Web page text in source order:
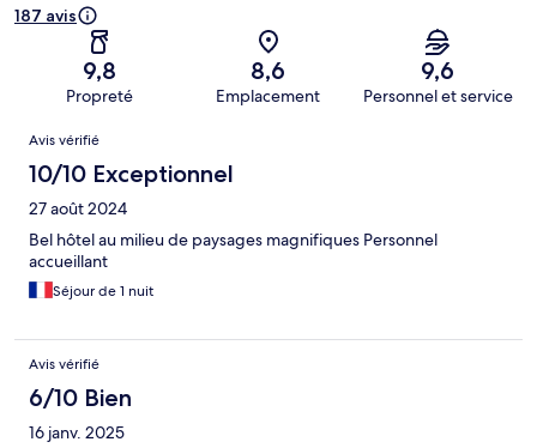
187 avis
9,8
Propreté
8,6
Emplacement
9,6
Personnel et service
Avis
Avis vérifié
10/10 Exceptionnel
27 août 2024
Bel hôtel au milieu de paysages magnifiques Personnel
accueillant
Séjour de 1 nuit
Avis vérifié
6/10 Bien
16 janv. 2025